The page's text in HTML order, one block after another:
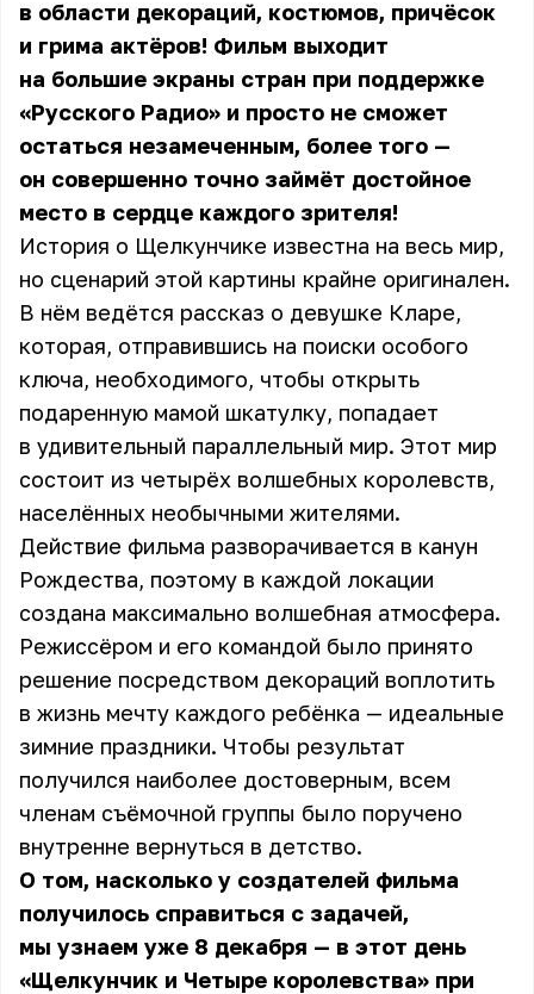
в области декораций, костюмов, причёсок
и грима актёров! Фильм выходит
на большие экраны стран при поддержке
«Русского Радио» и просто не сможет
остаться незамеченным, более того —
он совершенно точно займёт достойное
место в сердце каждого зрителя!
История о Щелкунчике известна на весь мир,
но сценарий этой картины крайне оригинален.
В нём ведётся рассказ о девушке Кларе,
которая, отправившись на поиски особого
ключа, необходимого, чтобы открыть
подаренную мамой шкатулку, попадает
в удивительный параллельный мир. Этот мир
состоит из четырёх волшебных королевств,
населённых необычными жителями.
Действие фильма разворачивается в канун
Рождества, поэтому в каждой локации
создана максимально волшебная атмосфера.
Режиссёром и его командой было принято
решение посредством декораций воплотить
в жизнь мечту каждого ребёнка — идеальные
зимние праздники. Чтобы результат
получился наиболее достоверным, всем
членам съёмочной группы было поручено
внутренне вернуться в детство.
О том, насколько у создателей фильма
получилось справиться с задачей,
мы узнаем уже 8 декабря — в этот день
«Щелкунчик и Четыре королевства» при